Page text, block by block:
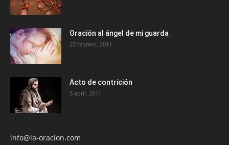
Oración al ángel de mi guarda
23 febrero, 2011
Acto de contrición
5 abril, 2011
info@la-oracion.com